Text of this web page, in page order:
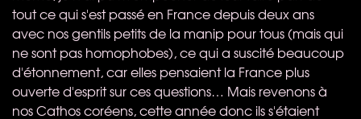
tout ce qui s'est passé en France depuis deux ans
avec nos gentils petits de la manip pour tous (mais qui
ne sont pas homophobes), ce qui a suscité beaucoup
d'étonnement, car elles pensaient la France plus
ouverte d'esprit sur ces questions… Mais revenons à
nos Cathos coréens, cette année donc ils s'étaient